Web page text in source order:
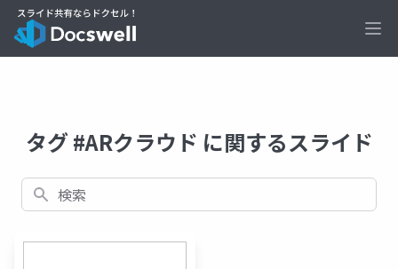
タグ #ARクラウド に関するスライド
検索